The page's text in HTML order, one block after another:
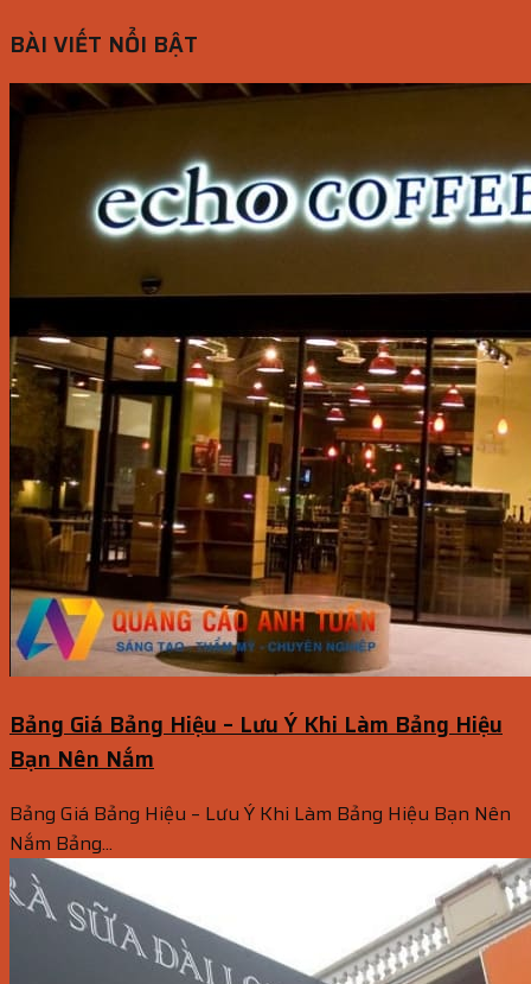
BÀI VIẾT NỔI BẬT
Bảng Giá Bảng Hiệu – Lưu Ý Khi Làm Bảng Hiệu
Bạn Nên Nắm
Bảng Giá Bảng Hiệu – Lưu Ý Khi Làm Bảng Hiệu Bạn Nên
Nắm Bảng...